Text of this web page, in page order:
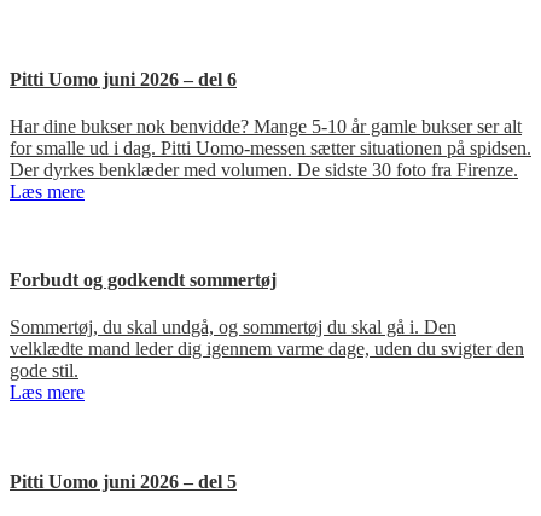
Pitti Uomo juni 2026 – del 6
Har dine bukser nok benvidde? Mange 5-10 år gamle bukser ser alt
for smalle ud i dag. Pitti Uomo-messen sætter situationen på spidsen.
Der dyrkes benklæder med volumen. De sidste 30 foto fra Firenze.
Læs mere
Forbudt og godkendt sommertøj
Sommertøj, du skal undgå, og sommertøj du skal gå i. Den
velklædte mand leder dig igennem varme dage, uden du svigter den
gode stil.
Læs mere
Pitti Uomo juni 2026 – del 5